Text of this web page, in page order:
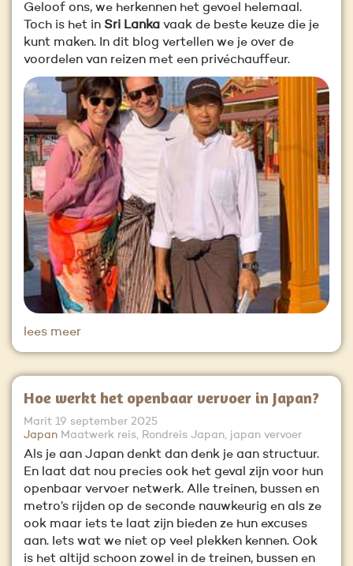
Geloof ons, we herkennen het gevoel helemaal.
Toch is het in Sri Lanka vaak de beste keuze die je
kunt maken. In dit blog vertellen we je over de
voordelen van reizen met een privéchauffeur.
lees meer
Hoe werkt het openbaar vervoer in Japan?
Marit 19 september 2025
Japan Maatwerk reis, Rondreis Japan, japan vervoer
Als je aan Japan denkt dan denk je aan structuur.
En laat dat nou precies ook het geval zijn voor hun
openbaar vervoer netwerk. Alle treinen, bussen en
metro’s rijden op de seconde nauwkeurig en als ze
ook maar iets te laat zijn bieden ze hun excuses
aan. Iets wat we niet op veel plekken kennen. Ook
is het altijd schoon zowel in de treinen, bussen en